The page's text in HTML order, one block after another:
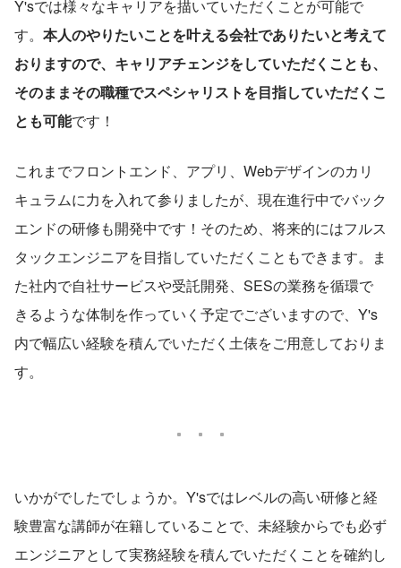
Y'sでは様々なキャリアを描いていただくことが可能で
す。 本人のやりたいことを叶える会社でありたいと考えて
おりますので、キャリアチェンジをしていただくことも、
そのままその職種でスペシャリストを目指していただくこ
とも可能です！
これまでフロントエンド、アプリ、Webデザインのカリ
キュラムに力を入れて参りましたが、現在進行中でバック
エンドの研修も開発中です！そのため、将来的にはフルス
タックエンジニアを目指していただくこともできます。ま
た社内で自社サービスや受託開発、SESの業務を循環で
きるような体制を作っていく予定でございますので、Y's
内で幅広い経験を積んでいただく土俵をご用意しておりま
す。
いかがでしたでしょうか。Y'sではレベルの高い研修と経
験豊富な講師が在籍していることで、未経験からでも必ず
エンジニアとして実務経験を積んでいただくことを確約し